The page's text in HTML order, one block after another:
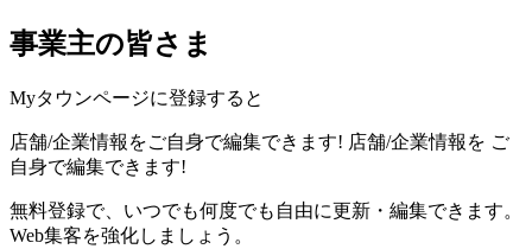
事業主の皆さま
Myタウンページに登録すると
店舗/企業情報をご自身で編集できます! 店舗/企業情報を ご
自身で編集できます!
無料登録で、いつでも何度でも自由に更新・編集できます。
Web集客を強化しましょう。